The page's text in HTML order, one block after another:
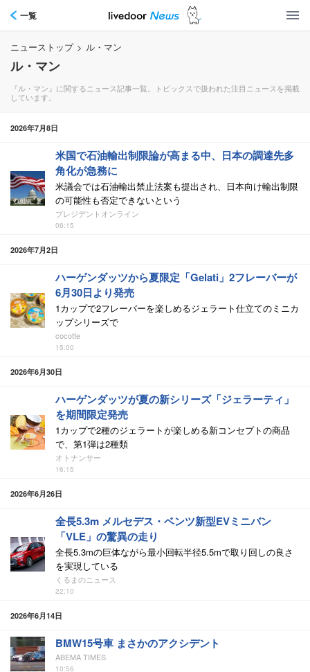
一覧
ニューストップ > ル・マン
ル・マン
『ル・マン』に関するニュース記事一覧。トピックスで扱われた注目ニュースを掲載
しています。
2026年7月8日
米国で石油輸出制限論が高まる中、日本の調達先多
角化が急務に
米議会では石油輸出禁止法案も提出され、日本向け輸出制限
の可能性も否定できないという
プレジデントオンライン
06:15
2026年7月2日
ハーゲンダッツから夏限定「Gelati」2フレーバーが
6月30日より発売
1カップで2フレーバーを楽しめるジェラート仕立てのミニカ
ップシリーズで
cocotte
15:00
2026年6月30日
ハーゲンダッツが夏の新シリーズ「ジェラーティ」
を期間限定発売
1カップで2種のジェラートが楽しめる新コンセプトの商品
で、第1弾は2種類
オトナンサー
16:15
2026年6月26日
全長5.3m メルセデス・ベンツ新型EVミニバン
「VLE」の驚異の走り
全長5.3mの巨体ながら最小回転半径5.5mで取り回しの良さ
を実現している
くるまのニュース
22:10
2026年6月14日
BMW15号車 まさかのアクシデント
ABEMA TIMES
10:56